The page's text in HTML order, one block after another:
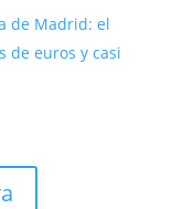
de Madrid: el
de euros y casi